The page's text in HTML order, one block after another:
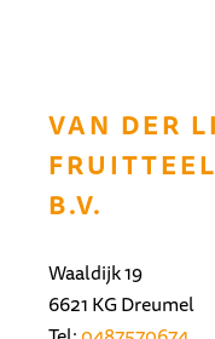
VAN DER
B.V.
Waaldijk 19
6621 KG Dreumel